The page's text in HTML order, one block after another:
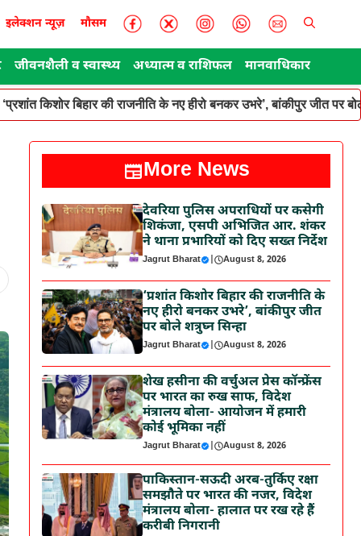
इलेक्शन न्यूज़ मौसम
जीवनशैली व स्वास्थ्य अध्यात्म व राशिफल मानवाधिकार
‘प्रशांत किशोर बिहार की राजनीति के नए हीरो बनकर उभरे’, बांकीपुर जीत पर
More News
देवरिया पुलिस अपराधियों पर कसेगी
शिकंजा, एसपी अभिजित आर. शंकर
ने थाना प्रभारियों को दिए सख्त निर्देश
Jagrut Bharat | August 8, 2026
‘प्रशांत किशोर बिहार की राजनीति के
नए हीरो बनकर उभरे’, बांकीपुर जीत
पर बोले शत्रुघ्न सिन्हा
Jagrut Bharat | August 8, 2026
शेख हसीना की वर्चुअल प्रेस कॉन्फ्रेंस
पर भारत का रुख साफ, विदेश
मंत्रालय बोला- आयोजन में हमारी
कोई भूमिका नहीं
Jagrut Bharat | August 8, 2026
पाकिस्तान-सऊदी अरब-तुर्किए रक्षा
समझौते पर भारत की नजर, विदेश
मंत्रालय बोला- हालात पर रख रहे हैं
करीबी निगरानी